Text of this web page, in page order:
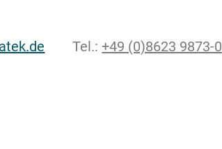
Tel.:+49 (0)8623 9873-0